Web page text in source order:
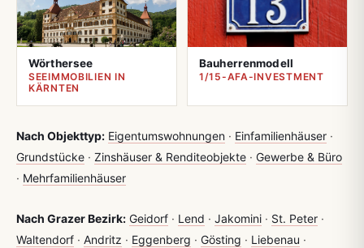
Wörthersee
SEEIMMOBILIEN IN
KÄRNTEN
Bauherrenmodell
1/15-AFA-INVESTMENT
Nach Objekttyp: Eigentumswohnungen · Einfamilienhäuser ·
Grundstücke · Zinshäuser & Renditeobjekte · Gewerbe & Büro
· Mehrfamilienhäuser
Nach Grazer Bezirk: Geidorf · Lend · Jakomini · St. Peter ·
Waltendorf · Andritz · Eggenberg · Gösting · Liebenau ·